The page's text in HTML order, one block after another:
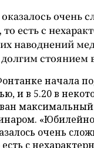
очень
есть с
наводнений
стоянием
начала
и в 5.20 в
очень
с